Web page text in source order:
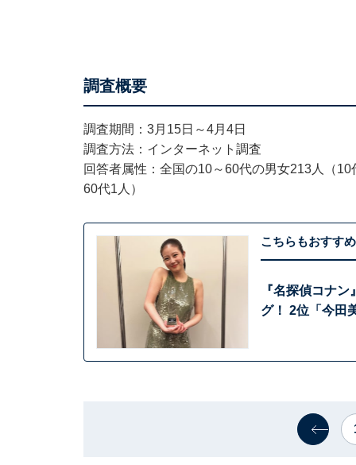
調査概要
調査期間：3月15日～4月4日
調査方法：インターネット調査
回答者属性：全国の10～60代の男女213人（
60代1人）
こちらもおすすめ
『名探偵コナ
グ！ 2位「今田